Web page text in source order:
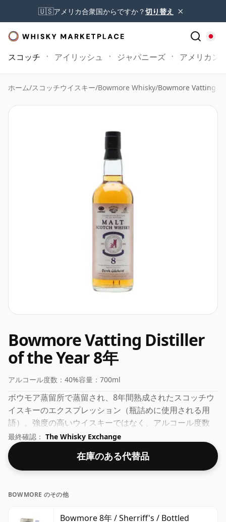
🇺🇸アメリカ合衆国からですか？切り替え ×
スコッチ アイリッシュ ジャパニーズ アメリカン
ホーム/スコッチウイスキー/Bowmore Whisky/Bowmore Vatting
Bowmore Vatting Distiller
of the Year 8年
アルコール度数： 40%容量： 700ml
ボウモア蒸留所で蒸留され、8年間熟成されたスコッチウ
イスキーのエクスプレッション（瓶詰めに使用される用
語）。強度の高いウイスキーではなく、アルコール度数
40% で、通常の 70cl のサイズで瓶詰めされています。
最終確認： The Whisky Exchange
在庫のある代替品
BOWMORE のその他
Bowmore 8年 / Sherriff's / Bottled